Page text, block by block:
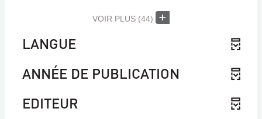
VOIR PLUS (44)
LANGUE
ANNÉE DE PUBLICATION
EDITEUR